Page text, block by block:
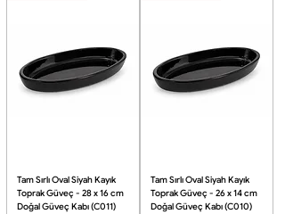
Tam Sırlı Oval Siyah Kayık
Toprak Güveç - 28 x 16 cm
Doğal Güveç Kabı (C011)
Tam Sırlı Oval Siyah Kayık
Toprak Güveç - 26 x 14 cm
Doğal Güveç Kabı (C010)